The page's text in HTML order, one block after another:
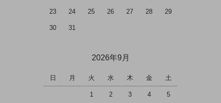
23 24 25 26 27 28 29
30 31
2026年9月
日 月 火 水 木 金 土
1 2 3 4 5